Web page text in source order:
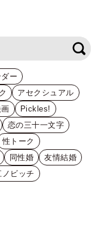
ー
アセクシュアル
Pickles!
恋の三十一文字
性トーク
同性婚
友情結婚
ビッチ